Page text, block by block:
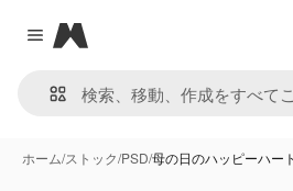
Close menu
Magnific
ホーム/ストック/PSD/母の日のハッピーハー